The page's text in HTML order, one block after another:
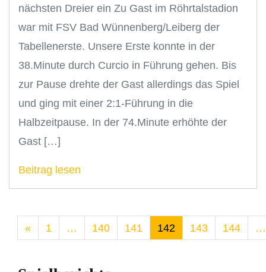
nächsten Dreier ein Zu Gast im Röhrtalstadion
war mit FSV Bad Wünnenberg/Leiberg der
Tabellenerste. Unsere Erste konnte in der
38.Minute durch Curcio in Führung gehen. Bis
zur Pause drehte der Gast allerdings das Spiel
und ging mit einer 2:1-Führung in die
Halbzeitpause. In der 74.Minute erhöhte der
Gast […]
Beitrag lesen
« 1 … 140 141 142 143 144 …